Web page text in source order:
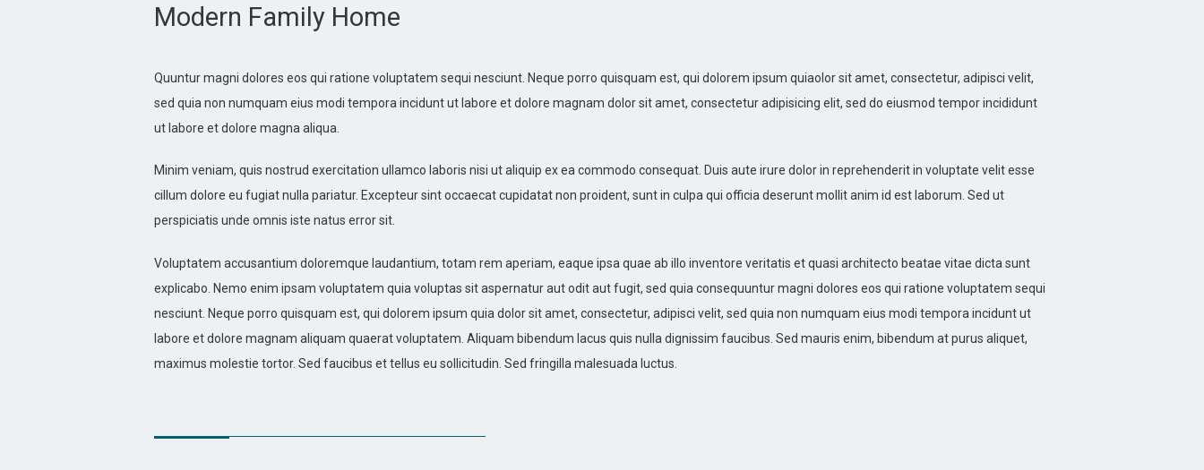
Modern Family Home
Quuntur magni dolores eos qui ratione voluptatem sequi nesciunt. Neque porro quisquam est, qui dolorem ipsum quiaolor sit amet, consectetur, adipisci velit,
sed quia non numquam eius modi tempora incidunt ut labore et dolore magnam dolor sit amet, consectetur adipisicing elit, sed do eiusmod tempor incididunt
ut labore et dolore magna aliqua.
Minim veniam, quis nostrud exercitation ullamco laboris nisi ut aliquip ex ea commodo consequat. Duis aute irure dolor in reprehenderit in voluptate velit esse
cillum dolore eu fugiat nulla pariatur. Excepteur sint occaecat cupidatat non proident, sunt in culpa qui officia deserunt mollit anim id est laborum. Sed ut
perspiciatis unde omnis iste natus error sit.
Voluptatem accusantium doloremque laudantium, totam rem aperiam, eaque ipsa quae ab illo inventore veritatis et quasi architecto beatae vitae dicta sunt
explicabo. Nemo enim ipsam voluptatem quia voluptas sit aspernatur aut odit aut fugit, sed quia consequuntur magni dolores eos qui ratione voluptatem sequi
nesciunt. Neque porro quisquam est, qui dolorem ipsum quia dolor sit amet, consectetur, adipisci velit, sed quia non numquam eius modi tempora incidunt ut
labore et dolore magnam aliquam quaerat voluptatem. Aliquam bibendum lacus quis nulla dignissim faucibus. Sed mauris enim, bibendum at purus aliquet,
maximus molestie tortor. Sed faucibus et tellus eu sollicitudin. Sed fringilla malesuada luctus.